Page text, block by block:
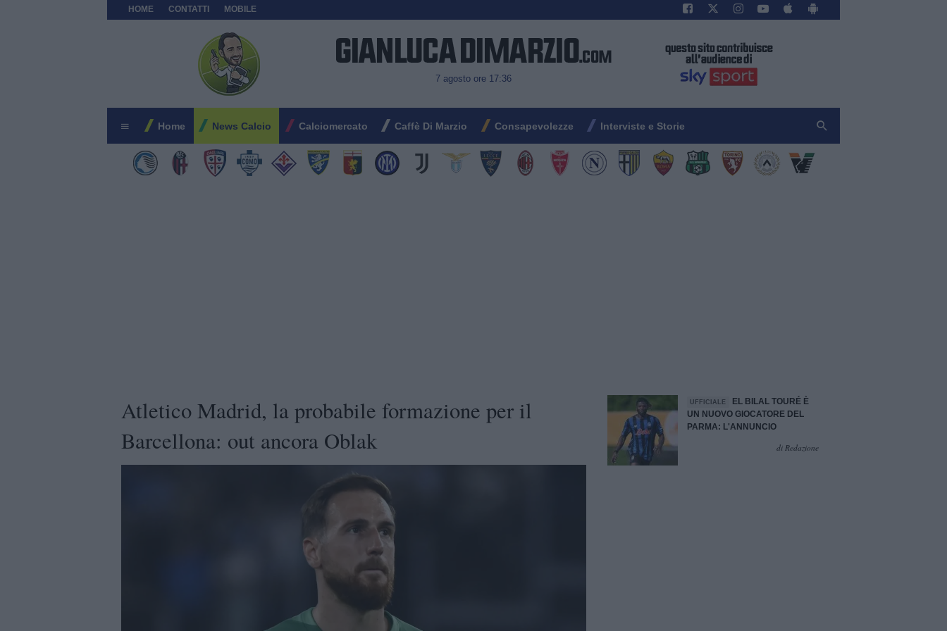
HOME CONTATTI MOBILE
7 agosto ore 17:36
Home News Calcio Calciomercato Caffè Di Marzio Consapevolezze Interviste e Storie
Atletico Madrid, la probabile formazione per il
Barcellona: out ancora Oblak
UFFICIALE
EL BILAL TOURÉ È
UN NUOVO GIOCATORE DEL
PARMA: L'ANNUNCIO
di Redazione